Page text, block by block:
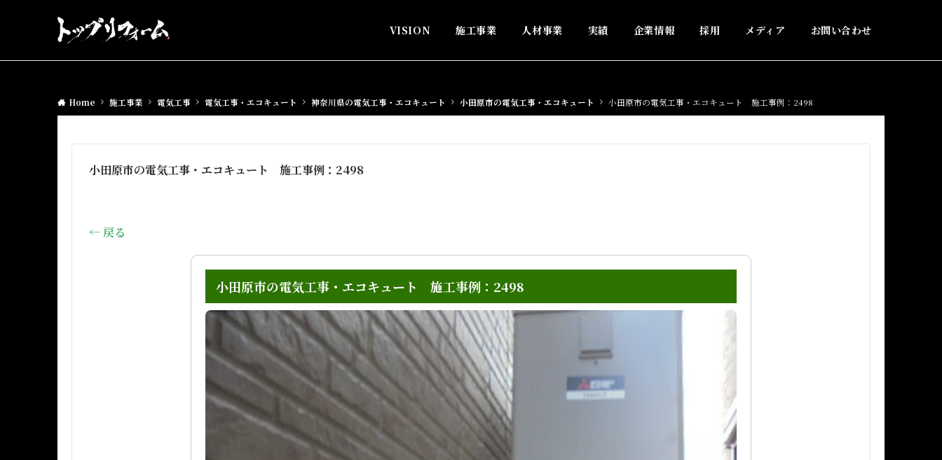
VISION 施工事業 人材事業 実績 企業情報 採用 メディア お問い合わせ
Home 施工事業 電気工事 電気工事・エコキュート 神奈川県の電気工事・エコキュート 小田原市の電気工事・エコキュート 小田原市の電気工事・エコキュート 施工事例：2498
小田原市の電気工事・エコキュート 施工事例：2498
← 戻る
小田原市の電気工事・エコキュート 施工事例：2498